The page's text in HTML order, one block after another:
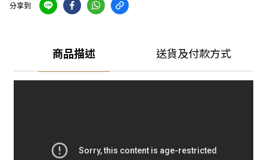
分享到
商品描述 送貨及付款方式